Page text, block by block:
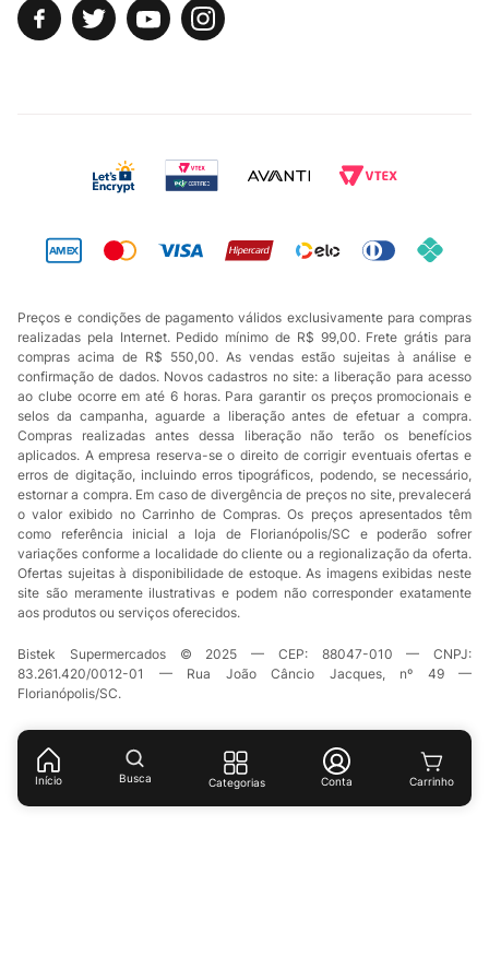
Início Busca Categorias Conta
Preços e condições de pagamento válidos exclusivamente para compras
realizadas pela Internet. Pedido mínimo de R$ 99,00. Frete grátis para
compras acima de R$ 550,00. As vendas estão sujeitas à análise e
confirmação de dados. Novos cadastros no site: a liberação para acesso
ao clube ocorre em até 6 horas. Para garantir os preços promocionais e
selos da campanha, aguarde a liberação antes de efetuar a compra.
Compras realizadas antes dessa liberação não terão os benefícios
aplicados. A empresa reserva-se o direito de corrigir eventuais ofertas e
erros de digitação, incluindo erros tipográficos, podendo, se necessário,
estornar a compra. Em caso de divergência de preços no site, prevalecerá
o valor exibido no Carrinho de Compras. Os preços apresentados têm
como referência inicial a loja de Florianópolis/SC e poderão sofrer
variações conforme a localidade do cliente ou a regionalização da oferta.
Ofertas sujeitas à disponibilidade de estoque. As imagens exibidas neste
site são meramente ilustrativas e podem não corresponder exatamente
aos produtos ou serviços oferecidos.
Bistek Supermercados © 2025 — CEP: 88047-010 — CNPJ:
83.261.420/0012-01 — Rua João Câncio Jacques, nº 49 —
Florianópolis/SC.